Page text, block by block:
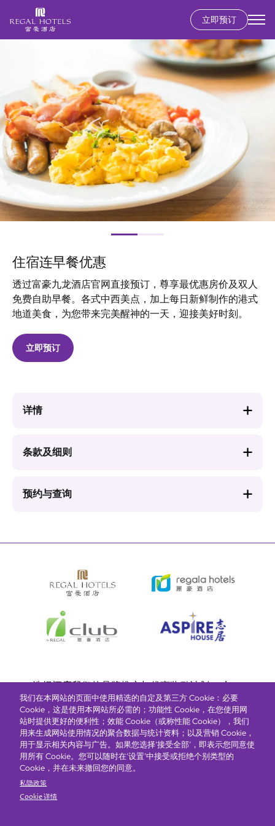
要
内
容
立即预订
Secondary
menu
住宿连早餐优惠
透过富豪九龙酒店官网直接预订，尊享最优惠房价及双人
免费自助早餐。各式中西美点，加上每日新鲜制作的港式
地道美食，为您带来完美醒神的一天，迎接美好时刻。
立即预订
详情
条款及细则
预约与查询
Bottom
menu
选择酒店我们的品牌推广与优惠奖励计划e-shop
管理层简介
抢先一步，掌握最新资讯！
我们在本网站的页面中使用精选的自定及第三方 Cookie：必要
Cookie，这是使用本网站所必需的；功能性 Cookie，在您使用网
站时提供更好的便利性；效能 Cookie（或称性能 Cookie），我们
用来生成网站使用情况的聚合数据与统计资料；以及营销 Cookie，
用于显示相关内容与广告。如果您选择‘接受全部’，即表示您同意使
用所有 Cookie。您可以随时在‘设置’中接受或拒绝个别类型的
Cookie，并在未来撤回您的同意。
私隐政策
Cookie 详情